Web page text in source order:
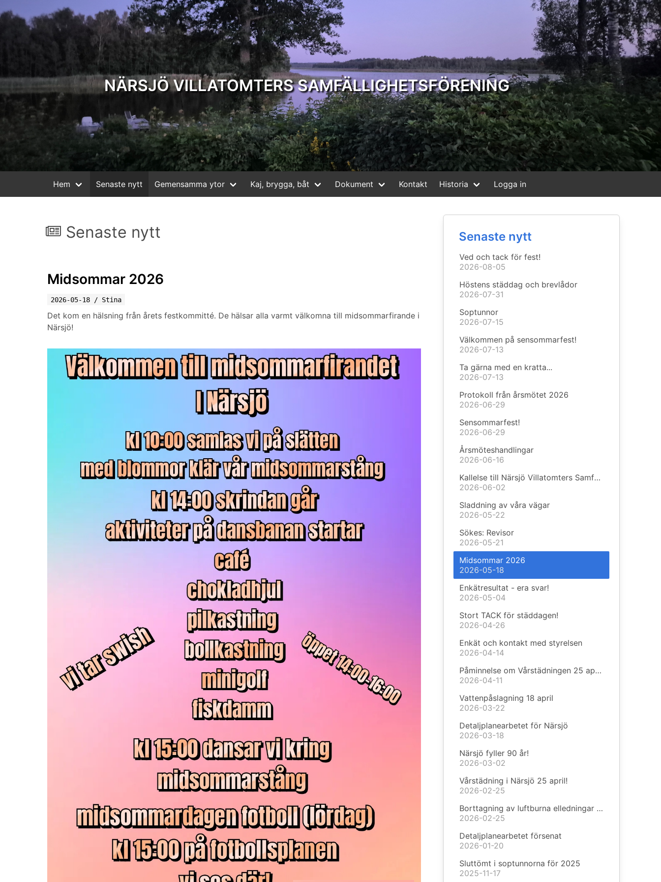
NÄRSJÖ VILLATOMTERS SAMFÄLLIGHETSFÖRENING
Hem Senaste nytt Gemensamma ytor Kaj, brygga, båt Dokument Kontakt Historia Logga in
Senaste nytt
Midsommar 2026
2026-05-18 / Stina
Det kom en hälsning från årets festkommitté. De hälsar alla varmt välkomna till midsommarfirande i
Närsjö!
Senaste nytt
Ved och tack för fest!
2026-08-05
Höstens städdag och brevlådor
2026-07-31
Soptunnor
2026-07-15
Välkommen på sensommarfest!
2026-07-13
Ta gärna med en kratta...
2026-07-13
Protokoll från årsmötet 2026
2026-06-29
Sensommarfest!
2026-06-29
Årsmöteshandlingar
2026-06-16
Kallelse till Närsjö Villatomters Samfällighetsförening årsmöte 2026
2026-06-02
Sladdning av våra vägar
2026-05-22
Sökes: Revisor
2026-05-21
Midsommar 2026
2026-05-18
Enkätresultat - era svar!
2026-05-04
Stort TACK för städdagen!
2026-04-26
Enkät och kontakt med styrelsen
2026-04-14
Påminnelse om Vårstädningen 25 april!
2026-04-11
Vattenpåslagning 18 april
2026-03-22
Detaljplanearbetet för Närsjö
2026-03-18
Närsjö fyller 90 år!
2026-03-02
Vårstädning i Närsjö 25 april!
2026-02-25
Borttagning av luftburna elledningar i Närsjö
2026-02-25
Detaljplanearbetet försenat
2026-01-20
Sluttömt i soptunnorna för 2025
2025-11-17